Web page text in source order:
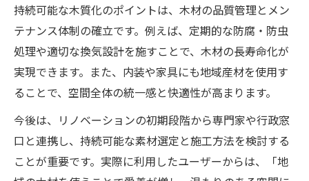
持続可能な木質化のポイントは、木材の品質管理とメン
テナンス体制の確立です。例えば、定期的な防腐・防虫
処理や適切な換気設計を施すことで、木材の長寿命化が
実現できます。また、内装や家具にも地域産材を使用す
ることで、空間全体の統一感と快適性が高まります。
今後は、リノベーションの初期段階から専門家や行政窓
口と連携し、持続可能な素材選定と施工方法を検討する
ことが重要です。実際に利用したユーザーからは、「地